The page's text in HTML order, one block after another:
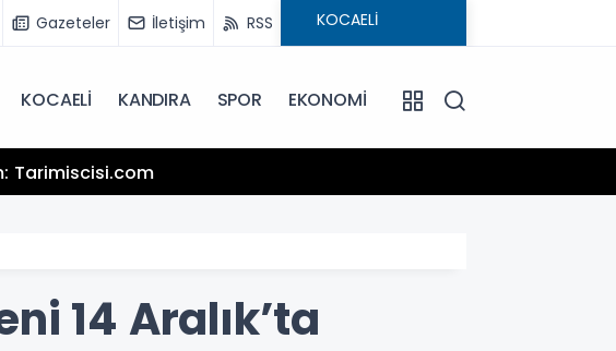
Gazeteler İletişim RSS
KOCAELİ KANDIRA SPOR EKONOMİ
Tarimiscisi.com
14 Aralık’ta